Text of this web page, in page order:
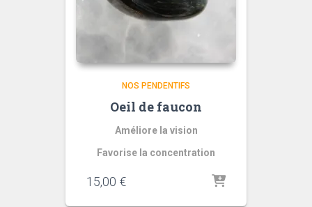
NOS PENDENTIFS
Oeil de faucon
Améliore la vision
Favorise la concentration
15,00 €